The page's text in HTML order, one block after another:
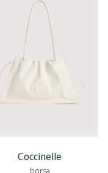
Coccinelle
borsa